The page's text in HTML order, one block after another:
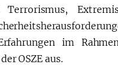
im
OSZE aus.